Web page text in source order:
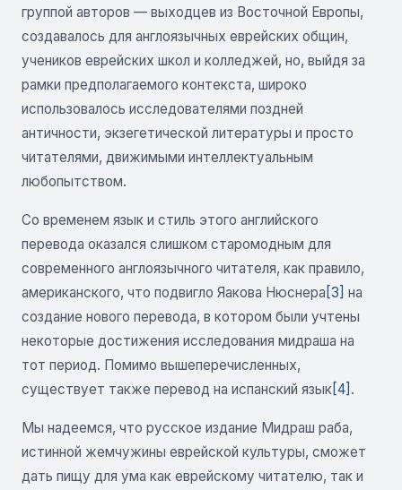
группой авторов — выходцев из Восточной Европы,
создавалось для англоязычных еврейских общин,
учеников еврейских школ и колледжей, но, выйдя за
рамки предполагаемого контекста, широко
использовалось исследователями поздней
античности, экзегетической литературы и просто
читателями, движимыми интеллектуальным
любопытством.
Со временем язык и стиль этого английского
перевода оказался слишком старомодным для
современного англоязычного читателя, как правило,
американского, что подвигло Яакова Нюснера [3] на
создание нового перевода, в котором были учтены
некоторые достижения исследования мидраша на
тот период. Помимо вышеперечисленных,
существует также перевод на испанский язык[4] .
Мы надеемся, что русское издание Мидраш раба,
истинной жемчужины еврейской культуры, сможет
дать пищу для ума как еврейскому читателю, так и